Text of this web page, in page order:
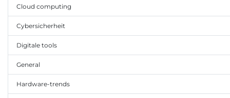
Cloud computing
Cybersicherheit
Digitale tools
General
Hardware-trends